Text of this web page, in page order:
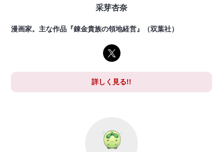
采芽杏奈
漫画家。主な作品『錬金貴族の領地経営』（双葉社）
詳しく見る!!